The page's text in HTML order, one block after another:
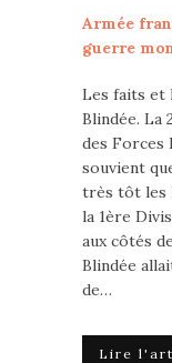
Armée
guerre
Les faits et
Blindée. La
des Forces
souvient
très tôt les
la 1ère
aux côtés
Blindée
de…
Lire